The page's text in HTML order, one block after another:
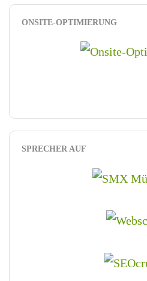
ONSITE-OPTIMIERUNG
SPRECHER AUF